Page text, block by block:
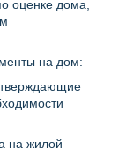
оценке дома,
на дом:
на жилой